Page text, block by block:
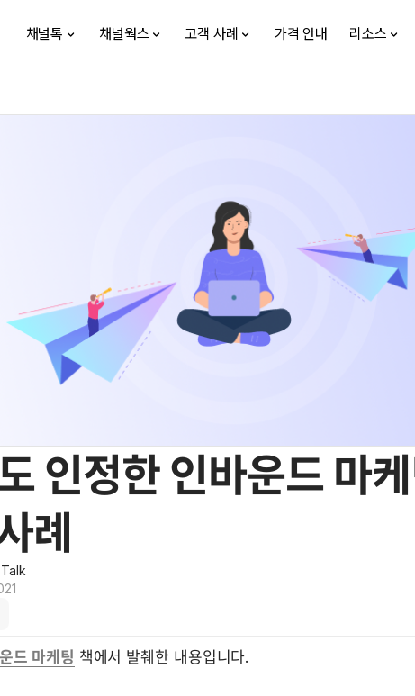
채널톡 채널웍스 고객 사례 가격 안내 리소스
인정한 인바운드 마
례
드 마케팅 책에서 발췌한 내용입니다.